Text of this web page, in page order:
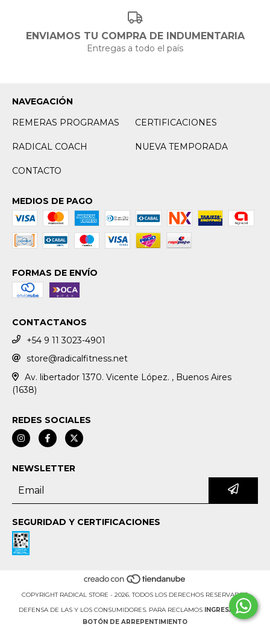
ENVIAMOS TU COMPRA DE INDUMENTARIA
Entregas a todo el país
NAVEGACIÓN
REMERAS PROGRAMAS
CERTIFICACIONES
RADICAL COACH NUEVA TEMPORADA
CONTACTO
MEDIOS DE PAGO
FORMAS DE ENVÍO
CONTACTANOS
+54 9 11 3023-4901
store@radicalfitness.net
Av. libertador 1370. Vicente López. , Buenos Aires
(1638)
REDES SOCIALES
NEWSLETTER
SEGURIDAD Y CERTIFICACIONES
COPYRIGHT RADICAL STORE - 2026. TODOS LOS DERECHOS RESERVADOS.
DEFENSA DE LAS Y LOS CONSUMIDORES. PARA RECLAMOS
INGRESÁ ACÁ.
BOTÓN DE ARREPENTIMIENTO